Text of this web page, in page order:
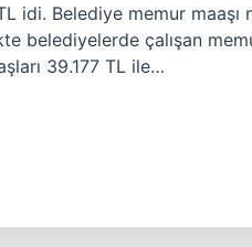
idi. Belediye memur
belediyelerde çalışan
39.177 TL ile…